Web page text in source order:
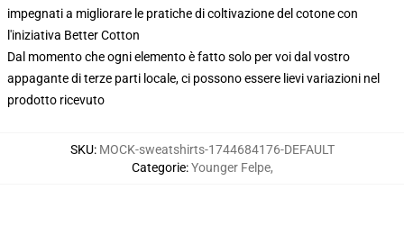
impegnati a migliorare le pratiche di coltivazione del cotone con
l'iniziativa Better Cotton
Dal momento che ogni elemento è fatto solo per voi dal vostro
appagante di terze parti locale, ci possono essere lievi variazioni nel
prodotto ricevuto
SKU: MOCK-sweatshirts-1744684176-DEFAULT
Categorie:Younger Felpe,